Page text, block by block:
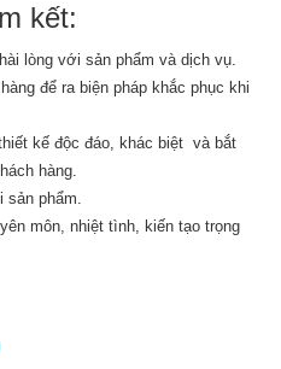
kết:
lòng với sản phẩm và dịch vụ.
để ra biện pháp khắc phục khi
kế độc đáo, khác biệt và bắt
hàng.
sản phẩm.
môn, nhiệt tình, kiến tạo trọng